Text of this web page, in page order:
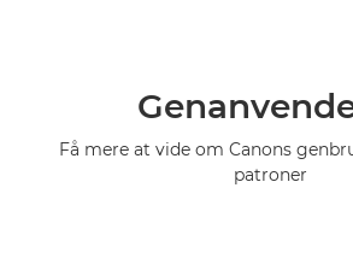
Få mere at vide om Canons
patroner